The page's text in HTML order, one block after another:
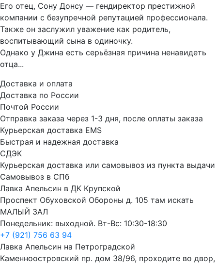
Его отец, Сону Донсу — гендиректор престижной
компании с безупречной репутацией профессионала.
Также он заслужил уважение как родитель,
воспитывающий сына в одиночку.
Однако у Джина есть серьёзная причина ненавидеть
отца...
Доставка и оплата
Доставка по России
Почтой России
Отправка заказа через 1-3 дня, после оплаты заказа
Курьерская доставка EMS
Быстрая и надежная доставка
СДЭК
Курьерская доставка или самовывоз из пункта выдачи
Самовывоз в СПб
Лавка Апельсин в ДК Крупской
Проспект Обуховской Обороны д. 105 там искать
МАЛЫЙ ЗАЛ
Понедельник: выходной. Вт-Вс: 10:30-18:30
+7 (921) 756 63 94
Лавка Апельсин на Петроградской
Каменноостровский пр. дом 38/96, проходите во двор,